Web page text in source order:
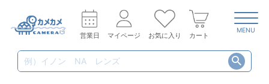
営業日 マイページ お気に入り カート
MENU